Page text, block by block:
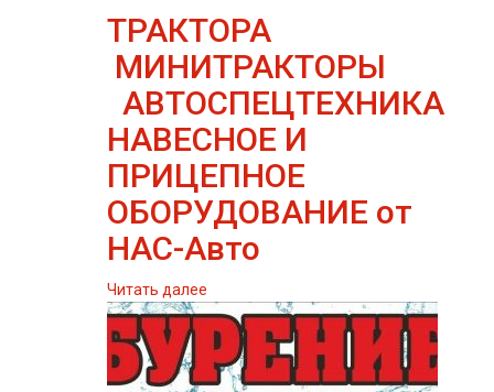
ТРАКТОРА
МИНИТРАКТОРЫ
АВТОСПЕЦТЕХНИКА
НАВЕСНОЕ И
ПРИЦЕПНОЕ
ОБОРУДОВАНИЕ от
НАС-Авто
Читать далее